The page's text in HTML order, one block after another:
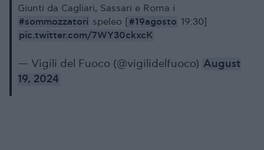
Giunti da Cagliari, Sassari e Roma i
#sommozzatori speleo [#19agosto 19:30]
pic.twitter.com/7WY30ckxcK
— Vigili del Fuoco (@vigilidelfuoco) August
19, 2024